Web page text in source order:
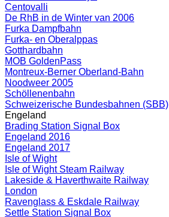
Centovalli
De RhB in de Winter van 2006
Furka Dampfbahn
Furka- en Oberalppas
Gotthardbahn
MOB GoldenPass
Montreux-Berner Oberland-Bahn
Noodweer 2005
Schöllenenbahn
Schweizerische Bundesbahnen (SBB)
Engeland
Brading Station Signal Box
Engeland 2016
Engeland 2017
Isle of Wight
Isle of Wight Steam Railway
Lakeside & Haverthwaite Railway
London
Ravenglass & Eskdale Railway
Settle Station Signal Box